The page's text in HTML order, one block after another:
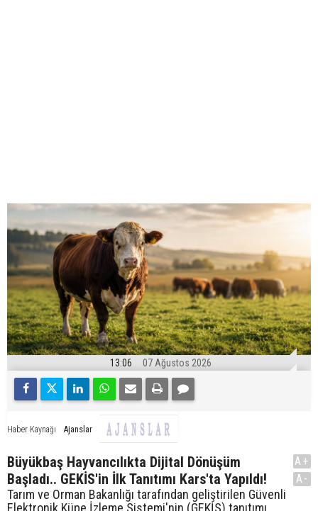
13:06 07 Ağustos 2026
Haber Kaynağı Ajanslar
Büyükbaş Hayvancılıkta Dijital Dönüşüm
Başladı.. GEKİS'in İlk Tanıtımı Kars'ta Yapıldı!
Tarım ve Orman Bakanlığı tarafından geliştirilen Güvenli
A+
A-